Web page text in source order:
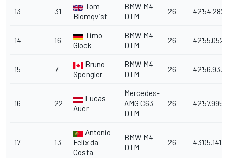
13 31
Tom
Blomqvist
BMW M4
DTM
26 42'54.282
14 16
Timo
Glock
BMW M4
DTM
26 42'55.052
15 7
Bruno
Spengler
BMW M4
DTM
26 42'56.933
16 22
Lucas
Auer
Mercedes-
AMG C63
DTM
26 42'57.995
17 13
Antonio
Felix da
Costa
BMW M4
DTM
26 43'05.141